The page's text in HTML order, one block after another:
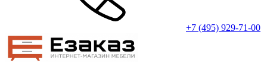
+7 (495) 929-71-00